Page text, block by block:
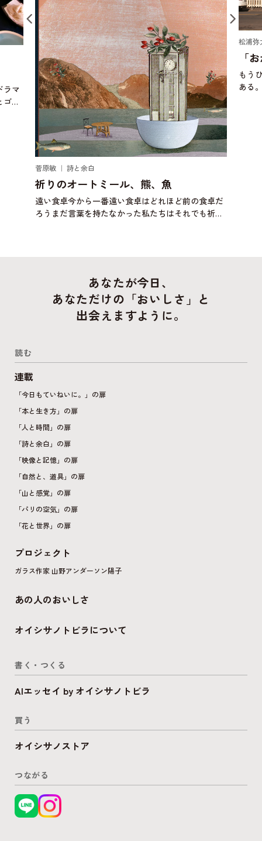
松浦弥太郎 ｜ 今日もていねいに。
「おかわりする豚汁」
もうひとつ。これさえあればの料理に、ひじき煮が
ある。ひじき煮は、作り置き料理の定番で、わが家
においては、切り干し大根とひじき煮、きんぴらご
ぼうが常備菜になっている。ひとり暮らしをした
頃、当時は自分で作
あなたが今日、
あなただけの「おいしさ」と
出会えますように。
読む
連載
「今日もていねいに。」の扉
「本と生き方」の扉
「人と時間」の扉
「詩と余白」の扉
「映像と記憶」の扉
「自然と、道具」の扉
「山と感覚」の扉
「パリの空気」の扉
「花と世界」の扉
プロジェクト
ガラス作家 山野アンダーソン陽子
あの人のおいしさ
オイシサノトビラについて
書く・つくる
AIエッセイ by オイシサノトビラ
買う
オイシサノストア
つながる